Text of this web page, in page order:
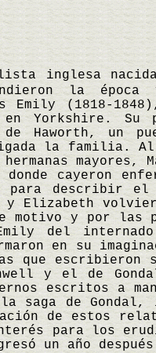
inglesa
la
Emily (1818-
en Yorkshire.
de Haworth, un
la familia.
hermanas
donde cayeron
para describir el
y Elizabeth
motivo y por las
del
en su
que escribieron
y el de
escritos a
saga de Gondal,
de estos
para los
un año